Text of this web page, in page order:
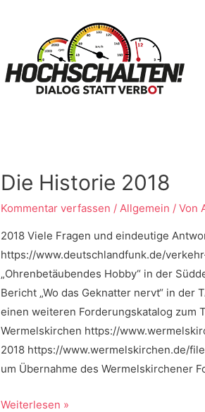
Die Historie 2018
Kommentar verfassen /Allgemein / Von
2018 Viele Fragen und eindeutige
https://www.deutschlandfunk.de/
„Ohrenbetäubendes Hobby“ in der
Bericht „Wo das Geknatter nervt“ in
einen weiteren Forderungskatalog zum
Wermelskirchen https://
2018 https://www.wermelskirchen.de/
um Übernahme des Wermelskirchener
Die
Weiterlesen »